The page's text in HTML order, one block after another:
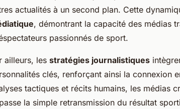
actualités à un second plan. Cette
, démontrant la capacité des médias
passionnés de sport.
ailleurs, les stratégies journalistiques
clés, renforçant ainsi la connexion
tactiques et récits humains, les médias
la simple retransmission du résultat